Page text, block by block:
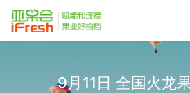
9月11日 全国火龙